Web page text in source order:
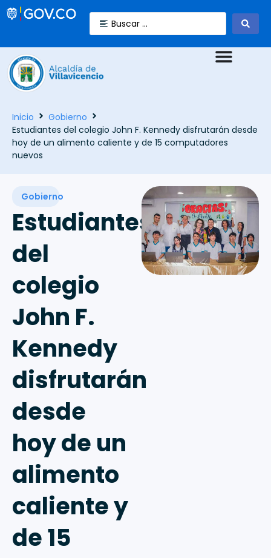
Inicio
Gobierno
Estudiantes del colegio John F. Kennedy disfrutarán desde
hoy de un alimento caliente y de 15 computadores
nuevos
Gobierno
Estudiantes
del
colegio
John F.
Kennedy
disfrutarán
desde
hoy de un
alimento
caliente y
de 15